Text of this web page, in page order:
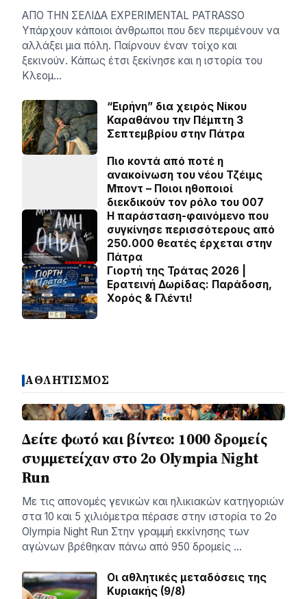
AΠΟ ΤΗΝ ΣΕΛΙΔΑ EXPERIMENTAL PATRASSO
Υπάρχουν κάποιοι άνθρωποι που δεν περιμένουν να
αλλάξει μια πόλη. Παίρνουν έναν τοίχο και
ξεκινούν. Κάπως έτσι ξεκίνησε και η ιστορία του
Κλεομ…
“Ειρήνη” δια χειρός Νίκου
Καραθάνου την Πέμπτη 3
Σεπτεμβρίου στην Πάτρα
Πιο κοντά από ποτέ η
ανακοίνωση του νέου Τζέιμς
Μποντ – Ποιοι ηθοποιοί
διεκδικούν τον ρόλο του 007
Η παράσταση-φαινόμενο που
συγκίνησε περισσότερους από
250.000 θεατές έρχεται στην
Πάτρα
Γιορτή της Τράτας 2026 |
Ερατεινή Δωρίδας: Παράδοση,
Χορός & Γλέντι!
ΑΘΛΗΤΙΣΜΟΣ
Δείτε φωτό και βίντεο: 1000 δρομείς
συμμετείχαν στο 2ο Olympia Night
Run
Με τις απονομές γενικών και ηλικιακών κατηγοριών
στα 10 και 5 χιλιόμετρα πέρασε στην ιστορία το 2ο
Olympia Night Run Στην γραμμή εκκίνησης των
αγώνων βρέθηκαν πάνω από 950 δρομείς …
Οι αθλητικές μεταδόσεις της
Κυριακής (9/8)